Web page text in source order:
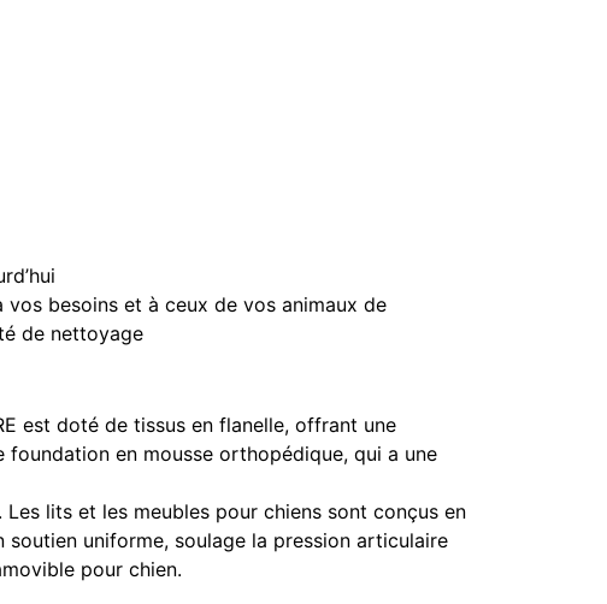
besoins et à ceux de vos animaux de
de nettoyage
est doté de tissus en flanelle, offrant une
en mousse orthopédique, qui a une
lits et les meubles pour chiens sont conçus en
uniforme, soulage la pression articulaire
pour chien.